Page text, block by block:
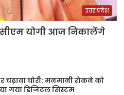
उत्तर प्रदेश
सीएम योगी आज निकालेंगे
चढ़ावा चोरी: मनमानी रोकने को
गया डिजिटल सिस्टम